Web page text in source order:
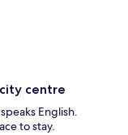
centre
English.
to stay.